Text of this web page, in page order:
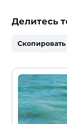
Делитесь